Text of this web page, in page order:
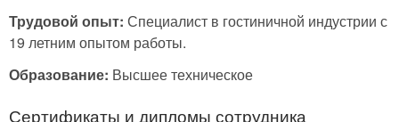
Трудовой опыт: Специалист в гостиничной индустрии с
19 летним опытом работы.
Образование: Высшее техническое
Сертификаты и дипломы сотрудника